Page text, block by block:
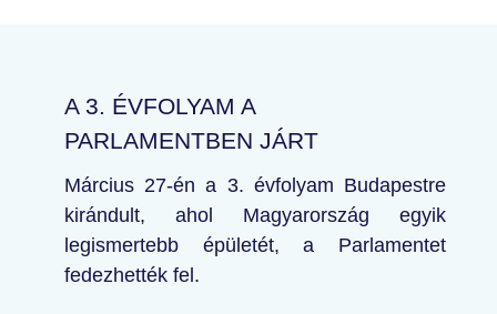
A 3. ÉVFOLYAM A
PARLAMENTBEN JÁRT
Március 27-én a 3. évfolyam Budapestre
kirándult, ahol Magyarország egyik
legismertebb épületét, a Parlamentet
fedezhették fel.